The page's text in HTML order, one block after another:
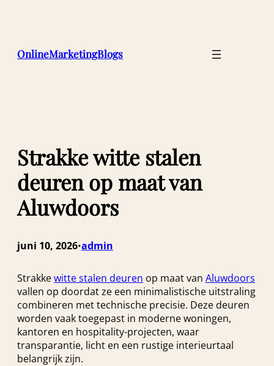
inhoud
OnlineMarketingBlogs
Strakke witte stalen
deuren op maat van
Aluwdoors
juni 10, 2026•admin
Strakkewitte stalen deuren op maat van Aluwdoors
vallen op doordat ze een minimalistische uitstraling
combineren met technische precisie. Deze deuren
worden vaak toegepast in moderne woningen,
kantoren en hospitality-projecten, waar
transparantie, licht en een rustige interieurtaal
belangrijk zijn.